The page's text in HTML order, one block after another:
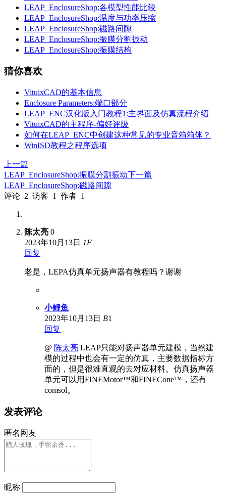
LEAP_EnclosureShop:各模型性能比较
LEAP_EnclosureShop:温度与功率压缩
LEAP_EnclosureShop:磁路间隙
LEAP_EnclosureShop:振膜分割振动
LEAP_EnclosureShop:振膜结构
猜你喜欢
VituixCAD的基本信息
Enclosure Parameters:端口部分
LEAP_ENC汉化版入门教程1:主界面及仿真流程介绍
VituixCAD的主程序-偏好评级
如何在LEAP_ENC中创建这种常见的专业音箱箱体？
WinISD教程之程序选项
上一篇
LEAP_EnclosureShop:振膜分割振动下一篇
LEAP_EnclosureShop:磁路间隙
评论 2 访客 1 作者 1
陈太亮 0
2023年10月13日 1F
回复
老是，LEPA仿真单元扬声器有教程吗？谢谢
小鲤鱼
2023年10月13日 B1
回复
@ 陈太亮 LEAP只能对扬声器单元建模，当然建
模的过程中也会有一定的仿真，主要数据指标方
面的，但是很难直观的去对应材料。仿真扬声器
单元可以用FINEMotor™和FINECone™，还有
comsol。
发表评论
匿名网友
昵称